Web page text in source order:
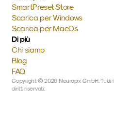
SmartPreset Store
Scarica per Windows
Scarica per MacOs
Di più
Chi siamo
Blog
FAQ
Copyright © 2026 Neurapix GmbH. Tutti i
diritti riservati.